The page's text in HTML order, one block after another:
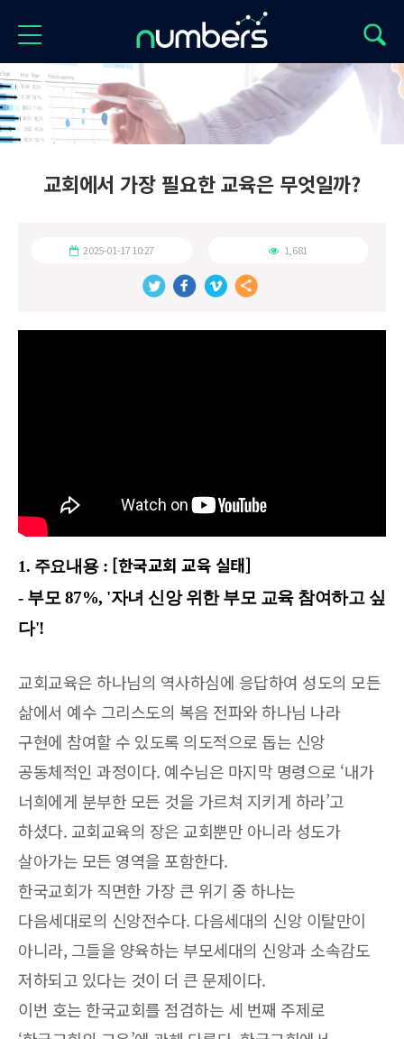
교회에서 가장 필요한 교육은 무엇일까?
2025-01-17 10:27 1,681
1. 주요내용 : [한국교회 교육 실태]
- 부모 87%, '자녀 신앙 위한 부모 교육 참여하고 싶
다'!
교회교육은 하나님의 역사하심에 응답하여 성도의 모든
삶에서 예수 그리스도의 복음 전파와 하나님 나라
구현에 참여할 수 있도록 의도적으로 돕는 신앙
공동체적인 과정이다. 예수님은 마지막 명령으로 ‘내가
너희에게 분부한 모든 것을 가르쳐 지키게 하라’고
하셨다. 교회교육의 장은 교회뿐만 아니라 성도가
살아가는 모든 영역을 포함한다.
한국교회가 직면한 가장 큰 위기 중 하나는
다음세대로의 신앙전수다. 다음세대의 신앙 이탈만이
아니라, 그들을 양육하는 부모세대의 신앙과 소속감도
저하되고 있다는 것이 더 큰 문제이다.
이번 호는 한국교회를 점검하는 세 번째 주제로